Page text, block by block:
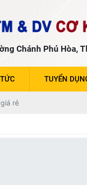
Chánh Phú Hòa,
TUYỂN
rẻ